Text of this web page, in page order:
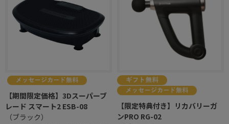
【期間限定価格】3Dスーパーブ
レード スマート2 ESB-08
（ブラック）
【限定特典付き】リカバリーガ
ンPRO RG-02